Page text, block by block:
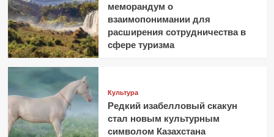
меморандум о
взаимопонимании для
расширения сотрудничества в
сфере туризма
Культура
Редкий изабелловый скакун
стал новым культурным
символом Казахстана